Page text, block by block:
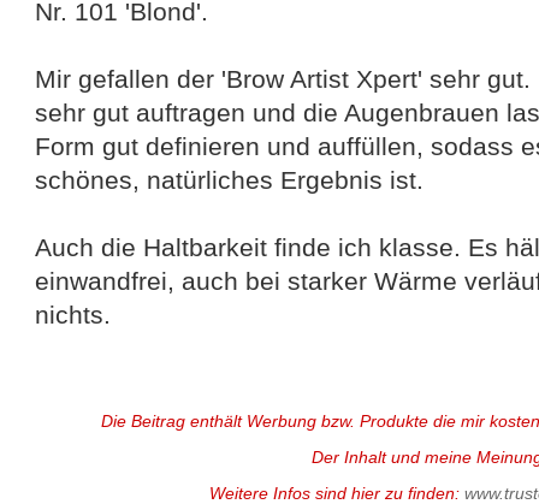
Nr. 101 'Blond'.
Mir gefallen der 'Brow Artist Xpert' sehr
sehr gut auftragen und die Augenbrauen
Form gut definieren und auffüllen, sodass
schönes, natürliches Ergebnis ist.
Auch die Haltbarkeit finde ich klasse. Es
einwandfrei, auch bei starker Wärme
nichts.
Die Beitrag enthält Werbung bzw. Produkte die mir
Der Inhalt und meine
Weitere Infos sind hier zu finden: